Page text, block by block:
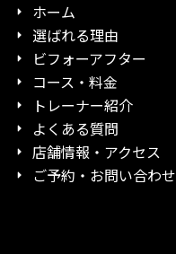
ホーム
選ばれる理由
ビフォーアフター
コース・料金
トレーナー紹介
よくある質問
店舗情報・アクセス
ご予約・お問い合わせ